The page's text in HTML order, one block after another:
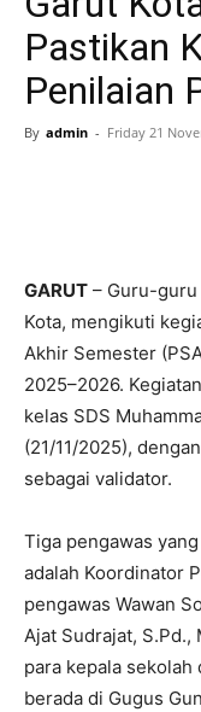
Pastikan
Penilaian
By admin - Friday 21
GARUT – Guru-guru
Kota, mengikuti
Akhir Semester
2025–2026.
kelas SDS
(21/11/2025),
sebagai validator.
Tiga pengawas
adalah Koordinator
pengawas Wawan
Ajat Sudrajat,
para kepala
berada di Gugus